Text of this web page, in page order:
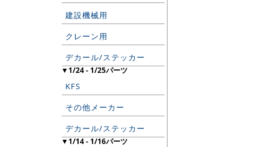
建設機械用
クレーン用
デカール/ステッカー
▼1/24 - 1/25パーツ
KFS
その他メーカー
デカール/ステッカー
▼1/14 - 1/16パーツ